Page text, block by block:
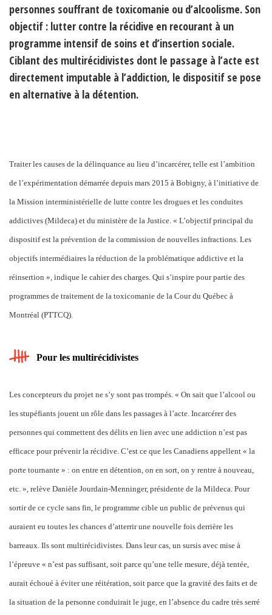
personnes souffrant de toxicomanie ou d’alcoolisme. Son
objectif : lutter contre la récidive en recourant à un
programme intensif de soins et d’insertion sociale.
Ciblant des multirécidivistes dont le passage à l’acte est
directement imputable à l’addiction, le dispositif se pose
en alternative à la détention.
Traiter les causes de la délinquance au lieu d’incarcérer, telle est l’ambition
de l’expérimentation démarrée depuis mars 2015 à Bobigny, à l’initiative de
la Mission interministérielle de lutte contre les drogues et les conduites
addictives (Mildeca) et du ministère de la Justice. « L’objectif principal du
dispositif est la prévention de la commission de nouvelles infractions. Les
objectifs intermédiaires la réduction de la problématique addictive et la
réinsertion », indique le cahier des charges. Qui s’inspire pour partie des
programmes de traitement de la toxicomanie de la Cour du Québec à
Montréal (PTTCQ).
Pour les multirécidivistes
Les concepteurs du projet ne s’y sont pas trompés. « On sait que l’alcool ou
les stupéfiants jouent un rôle dans les passages à l’acte. Incarcérer des
personnes qui commettent des délits en lien avec une addiction n’est pas
efficace pour prévenir la récidive. C’est ce que les Canadiens appellent « la
porte tournante » : on entre en détention, on en sort, on y rentre à nouveau,
etc. », relève Danièle Jourdain-Menninger, présidente de la Mildeca. Pour
sortir de ce cycle sans fin, le programme cible un public de prévenus qui
auraient eu toutes les chances d’atterrir une nouvelle fois derrière les
barreaux. Ils sont multirécidivistes. Dans leur cas, un sursis avec mise à
l’épreuve « n’est pas suffisant, soit parce qu’une telle mesure, déjà tentée,
aurait échoué à éviter une réitération, soit parce que la gravité des faits et de
la situation de la personne conduirait le juge, en l’absence du cadre très serré